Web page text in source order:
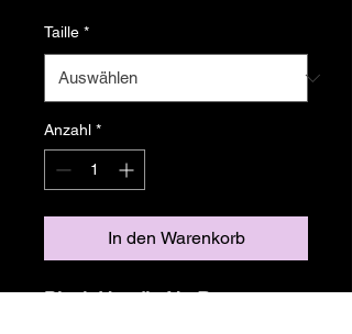
Taille *
Anzahl *
In den Warenkorb
Black Hoodie No Return